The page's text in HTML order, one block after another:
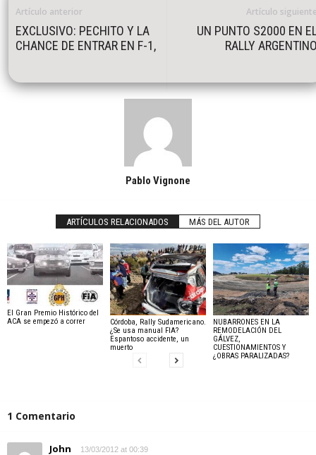
Artículo anterior
EXCLUSIVO: PECHITO Y LA
CHANCE DE ENTRAR EN F-1,
Artículo
UN PUNTO S2000 EN
RALLY
Pablo Vignone
ARTÍCULOS RELACIONADOS MÁS DEL AUTOR
El Gran Premio Histórico del
ACA se empezó a correr
Córdoba, Rally Sudamericano.
¿Se usa manual FIA?
Espantoso accidente, un
muerto
NUBARRONES EN LA
REMODELACIÓN DEL
GÁLVEZ,
CUESTIONAMIENTOS Y
¿OBRAS PARALIZADAS?
1 Comentario
John 13/03/2012 at 00:39